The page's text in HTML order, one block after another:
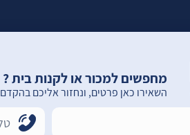
מחפשים למכור או לקנות בית ?
השאירו כאן פרטים, ונחזור אליכם בהקדם